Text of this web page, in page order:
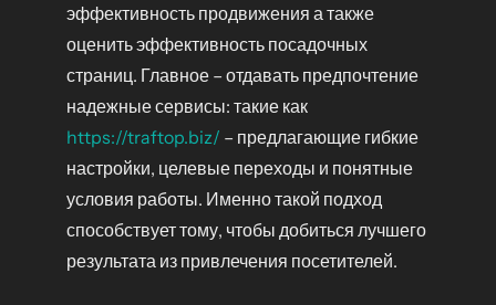
эффективность продвижения а также
оценить эффективность посадочных
страниц. Главное – отдавать предпочтение
надежные сервисы: такие как
https://traftop.biz/ – предлагающие гибкие
настройки, целевые переходы и понятные
условия работы. Именно такой подход
способствует тому, чтобы добиться лучшего
результата из привлечения посетителей.